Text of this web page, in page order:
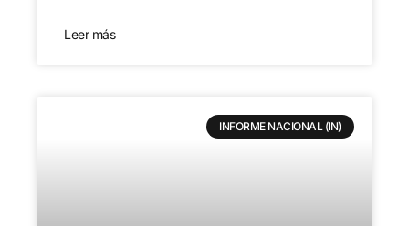
Leer más
INFORME NACIONAL (IN)